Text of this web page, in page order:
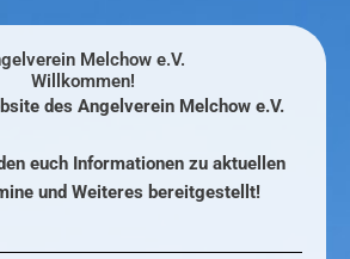
Melchow e.V.
Willkommen!
des Angelverein Melchow e.V.
euch Informationen zu aktuellen
und Weiteres bereitgestellt!